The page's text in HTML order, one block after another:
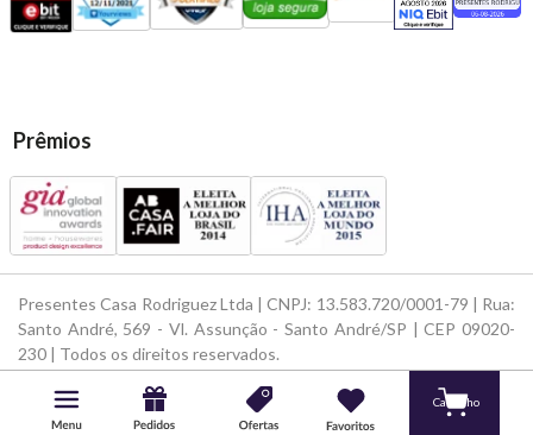
Prêmios
Presentes Casa Rodriguez Ltda | CNPJ: 13.583.720/0001-79 | Rua:
Santo André, 569 - Vl. Assunção - Santo André/SP | CEP 09020-
230 | Todos os direitos reservados.
Powered byDeveloped by